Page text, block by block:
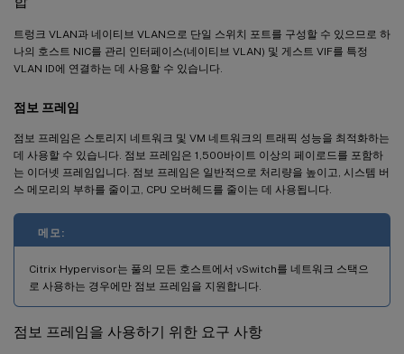
트렁크 VLAN과 네이티브 VLAN으로 단일 스위치 포트를 구성할 수 있으므로 하
나의 호스트 NIC를 관리 인터페이스(네이티브 VLAN) 및 게스트 VIF를 특정
VLAN ID에 연결하는 데 사용할 수 있습니다.
점보 프레임
점보 프레임은 스토리지 네트워크 및 VM 네트워크의 트래픽 성능을 최적화하는
데 사용할 수 있습니다. 점보 프레임은 1,500바이트 이상의 페이로드를 포함하
는 이더넷 프레임입니다. 점보 프레임은 일반적으로 처리량을 높이고, 시스템 버
스 메모리의 부하를 줄이고, CPU 오버헤드를 줄이는 데 사용됩니다.
메모:
Citrix Hypervisor는 풀의 모든 호스트에서 vSwitch를 네트워크 스택으
로 사용하는 경우에만 점보 프레임을 지원합니다.
점보 프레임을 사용하기 위한 요구 사항